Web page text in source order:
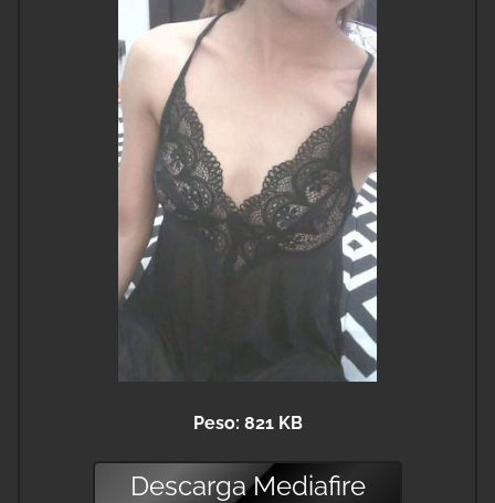
Peso: 821 KB
DescargaMediafire